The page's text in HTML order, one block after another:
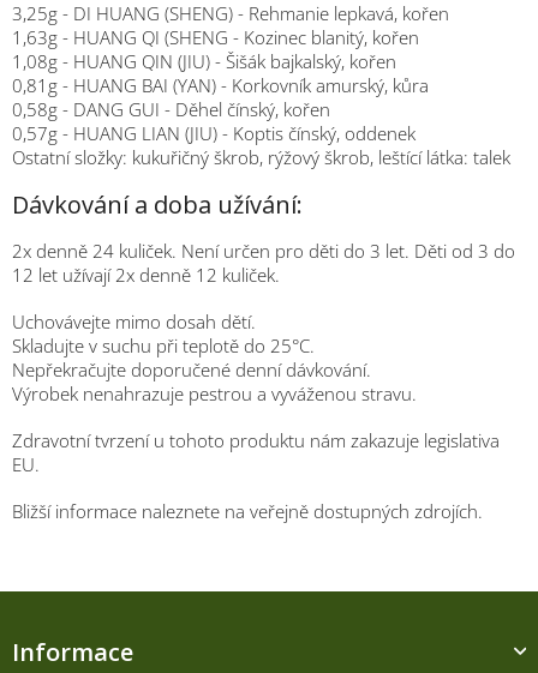
3,25g - DI HUANG (SHENG) - Rehmanie lepkavá, kořen
1,63g - HUANG QI (SHENG - Kozinec blanitý, kořen
1,08g - HUANG QIN (JIU) - Šišák bajkalský, kořen
0,81g - HUANG BAI (YAN) - Korkovník amurský, kůra
0,58g - DANG GUI - Děhel čínský, kořen
0,57g - HUANG LIAN (JIU) - Koptis čínský, oddenek
Ostatní složky: kukuřičný škrob, rýžový škrob, leštící látka: talek
Dávkování a doba užívání:
2x denně 24 kuliček. Není určen pro děti do 3 let. Děti od 3 do
12 let užívají 2x denně 12 kuliček.
Uchovávejte mimo dosah dětí.
Skladujte v suchu při teplotě do 25°C.
Nepřekračujte doporučené denní dávkování.
Výrobek nenahrazuje pestrou a vyváženou stravu.
Zdravotní tvrzení u tohoto produktu nám zakazuje legislativa
EU.
Bližší informace naleznete na veřejně dostupných zdrojích.
Z
Informace